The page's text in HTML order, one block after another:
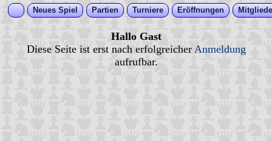
Neues Spiel Partien Turniere Eröffnungen
Hallo Gast
Diese Seite ist erst nach erfolgreicher Anmeldung
aufrufbar.